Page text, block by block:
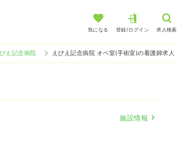
気になる 登録/ログイン 求人検索
え記念病院 えびえ記念病院 オペ室(手術室)の看護師求人
施設情報